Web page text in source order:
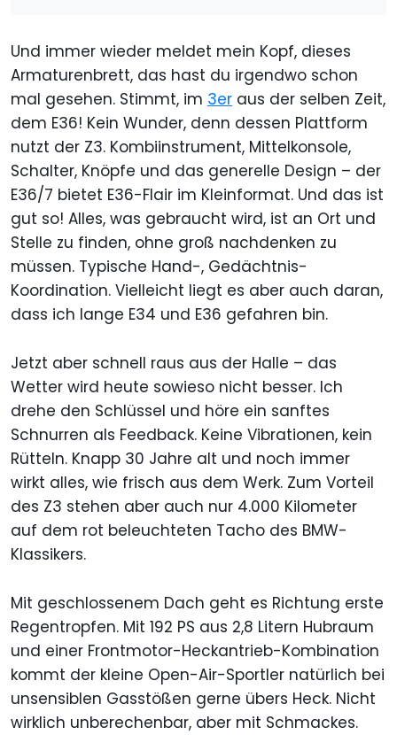
Und immer wieder meldet mein Kopf, dieses
Armaturenbrett, das hast du irgendwo schon
mal gesehen. Stimmt, im 3er aus der selben Zeit,
dem E36! Kein Wunder, denn dessen Plattform
nutzt der Z3. Kombiinstrument, Mittelkonsole,
Schalter, Knöpfe und das generelle Design – der
E36/7 bietet E36-Flair im Kleinformat. Und das ist
gut so! Alles, was gebraucht wird, ist an Ort und
Stelle zu finden, ohne groß nachdenken zu
müssen. Typische Hand-, Gedächtnis-
Koordination. Vielleicht liegt es aber auch daran,
dass ich lange E34 und E36 gefahren bin.
Jetzt aber schnell raus aus der Halle – das
Wetter wird heute sowieso nicht besser. Ich
drehe den Schlüssel und höre ein sanftes
Schnurren als Feedback. Keine Vibrationen, kein
Rütteln. Knapp 30 Jahre alt und noch immer
wirkt alles, wie frisch aus dem Werk. Zum Vorteil
des Z3 stehen aber auch nur 4.000 Kilometer
auf dem rot beleuchteten Tacho des BMW-
Klassikers.
Mit geschlossenem Dach geht es Richtung erste
Regentropfen. Mit 192 PS aus 2,8 Litern Hubraum
und einer Frontmotor-Heckantrieb-Kombination
kommt der kleine Open-Air-Sportler natürlich bei
unsensiblen Gasstößen gerne übers Heck. Nicht
wirklich unberechenbar, aber mit Schmackes.